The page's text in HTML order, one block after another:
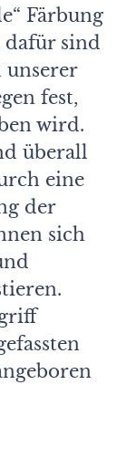
Färbung
sind
fest,
wird.
überall
eine
der
sich